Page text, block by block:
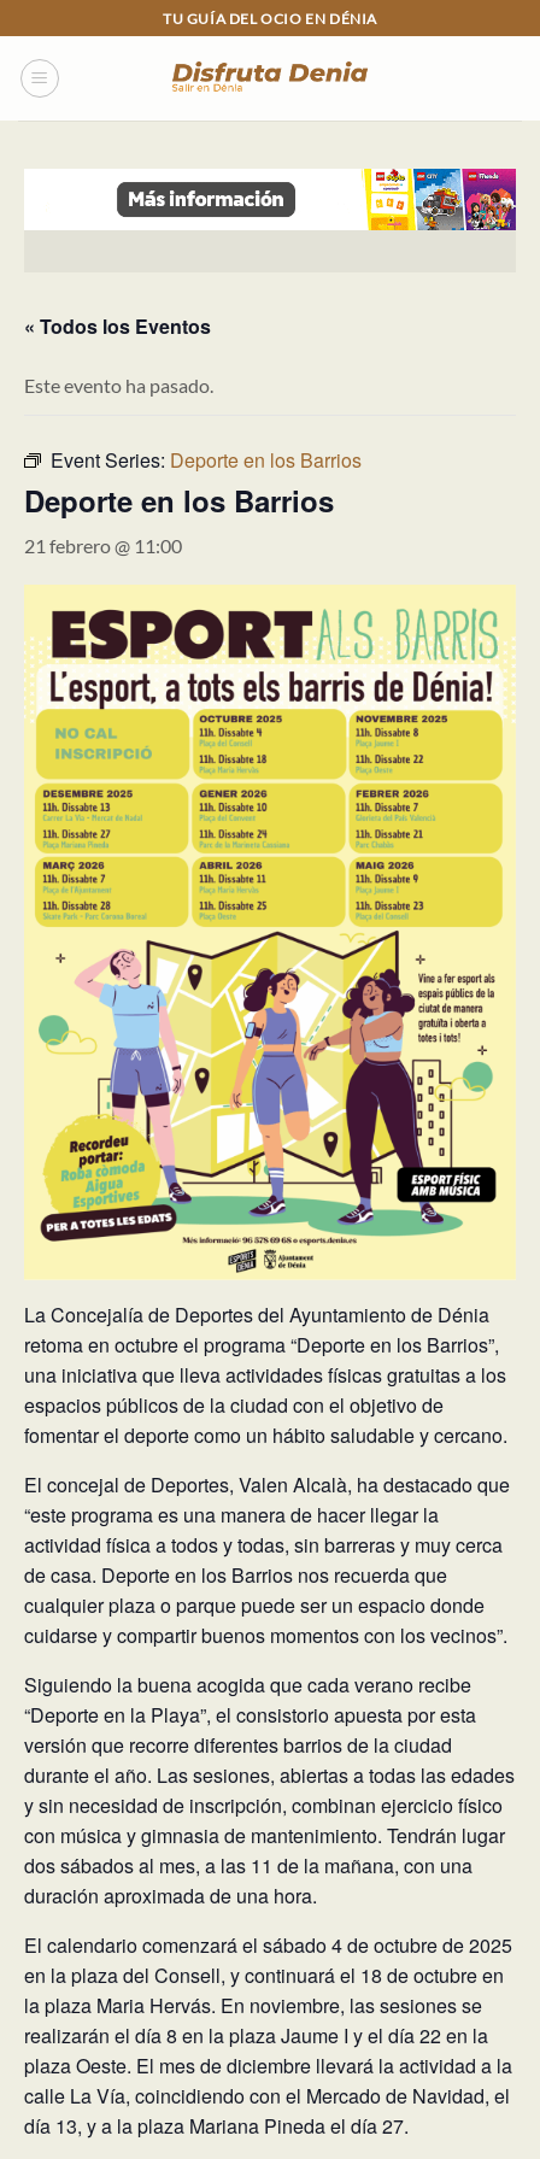
to
content
TU GUÍA DEL OCIO EN DÉNIA
« Todos los Eventos
Este evento ha pasado.
Event Series: Deporte en los Barrios
Deporte en los Barrios
21 febrero @ 11:00
La Concejalía de Deportes del Ayuntamiento de Dénia
retoma en octubre el programa “Deporte en los Barrios”,
una iniciativa que lleva actividades físicas gratuitas a los
espacios públicos de la ciudad con el objetivo de
fomentar el deporte como un hábito saludable y cercano.
El concejal de Deportes, Valen Alcalà, ha destacado que
“este programa es una manera de hacer llegar la
actividad física a todos y todas, sin barreras y muy cerca
de casa. Deporte en los Barrios nos recuerda que
cualquier plaza o parque puede ser un espacio donde
cuidarse y compartir buenos momentos con los vecinos”.
Siguiendo la buena acogida que cada verano recibe
“Deporte en la Playa”, el consistorio apuesta por esta
versión que recorre diferentes barrios de la ciudad
durante el año. Las sesiones, abiertas a todas las edades
y sin necesidad de inscripción, combinan ejercicio físico
con música y gimnasia de mantenimiento. Tendrán lugar
dos sábados al mes, a las 11 de la mañana, con una
duración aproximada de una hora.
El calendario comenzará el sábado 4 de octubre de 2025
en la plaza del Consell, y continuará el 18 de octubre en
la plaza Maria Hervás. En noviembre, las sesiones se
realizarán el día 8 en la plaza Jaume I y el día 22 en la
plaza Oeste. El mes de diciembre llevará la actividad a la
calle La Vía, coincidiendo con el Mercado de Navidad, el
día 13, y a la plaza Mariana Pineda el día 27.